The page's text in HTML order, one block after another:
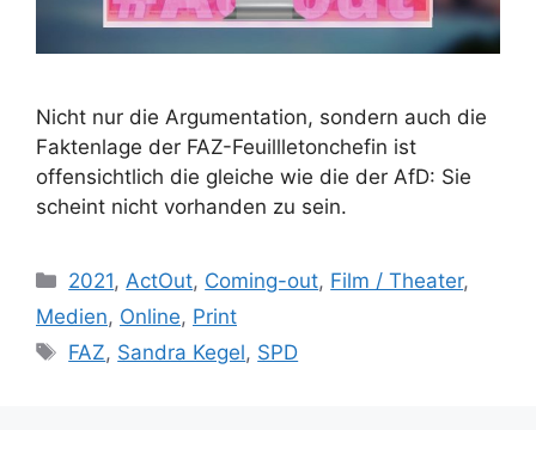
Nicht nur die Argumentation, sondern auch die
Faktenlage der FAZ-Feuillletonchefin ist
offensichtlich die gleiche wie die der AfD: Sie
scheint nicht vorhanden zu sein.
Kategorien
2021,ActOut, Coming-out, Film / Theater,
Medien, Online, Print
Schlagwörter
FAZ, Sandra Kegel, SPD